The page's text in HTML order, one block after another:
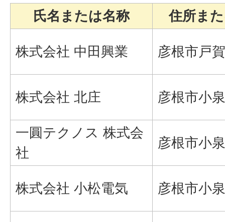
氏名または名称
住所ま
株式会社 中田興業 彦根市戸
株式会社 北庄 彦根市小
一圓テクノス 株式会
社
彦根市小
株式会社 小松電気 彦根市小